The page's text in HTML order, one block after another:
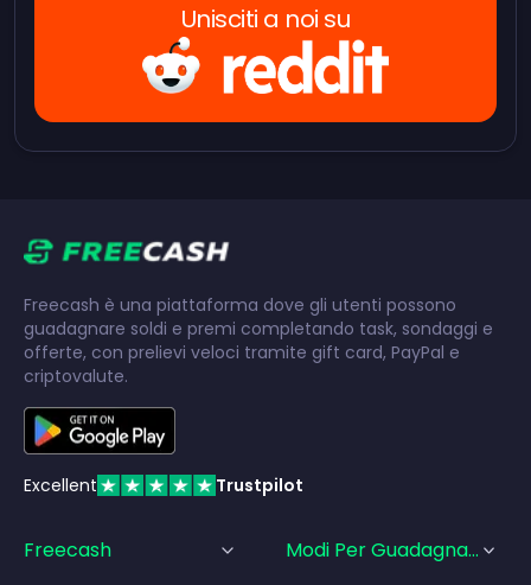
Unisciti a noi su
Freecash è una piattaforma dove gli utenti possono
guadagnare soldi e premi completando task, sondaggi e
offerte, con prelievi veloci tramite gift card, PayPal e
criptovalute.
Excellent Trustpilot
Freecash Modi Per Guadagnare